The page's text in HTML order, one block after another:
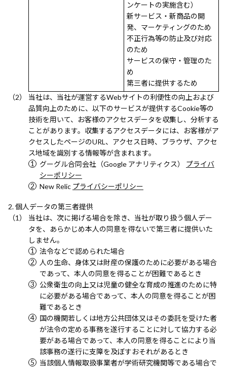
ンケートの実施含む）
新サービス・新商品の開
発、マーケティングのため
不正行為等の防止及び対応
のため
サービスの保守・管理のた
め
第三者に提供するため
当社は、当社が運営するWebサイトの利便性の向上および
品質向上のために、以下のサービスが提供するCookie等の
技術を用いて、お客様のアクセスデータを収集し、分析する
ことがあります。収集するアクセスデータには、お客様がア
クセスしたページのURL、アクセス日時、ブラウザ、アクセ
ス地域を識別する情報等が含まれます。
グーグル合同会社（Google アナリティクス） プライバ
シーポリシー
New Relic プライバシーポリシー
個人データの第三者提供
当社は、次に掲げる場合を除き、当社が取り扱う個人デー
タを、あらかじめ本人の同意を得ないで第三者に提供いた
しません。
法令などで認められた場合
人の生命、身体又は財産の保護のために必要がある場合
であって、本人の同意を得ることが困難であるとき
公衆衛生の向上又は児童の健全な育成の推進のために特
に必要がある場合であって、本人の同意を得ることが困
難であるとき
国の機関若しくは地方公共団体又はその委託を受けた者
が法令の定める事務を遂行することに対して協力する必
要がある場合であって、本人の同意を得ることにより当
該事務の遂行に支障を及ぼすおそれがあるとき
当該個人情報取扱事業者が学術研究機関等である場合で